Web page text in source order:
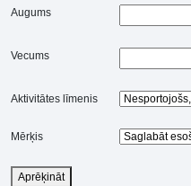
Augums
Vecums
Aktivitātes līmenis
Mērķis
Aprēķināt